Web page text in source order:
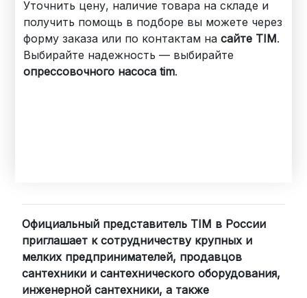
Уточнить цену, наличие товара на складе и
получить помощь в подборе вы можете через
форму заказа или по контактам насайте TIM.
Выбирайте надежность — выбирайте
опрессовочного насоса tim.
Официальный представитель TIM в России
приглашает к сотрудничеству крупных и
мелких предпринимателей, продавцов
сантехники и сантехнического оборудования,
инженерной сантехники, а также